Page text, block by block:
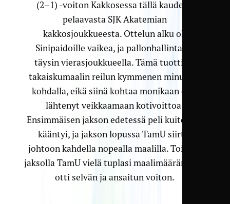
(2–1) -voiton Kakkosessa tällä kaudella
pelaavasta SJK Akatemian
kakkosjoukkueesta. Ottelun alku oli
Sinipaidoille vaikea, ja pallonhallinta oli
täysin vierasjoukkueella. Tämä tuottikin
takaiskumaalin reilun kymmenen minuutin
kohdalla, eikä siinä kohtaa monikaan olisi
lähtenyt veikkaamaan kotivoittoa.
Ensimmäisen jakson edetessä peli kuitenkin
kääntyi, ja jakson lopussa TamU siirtyi
johtoon kahdella nopealla maalilla. Toisella
jaksolla TamU vielä tuplasi maalimääränsä, ja
otti selvän ja ansaitun voiton.